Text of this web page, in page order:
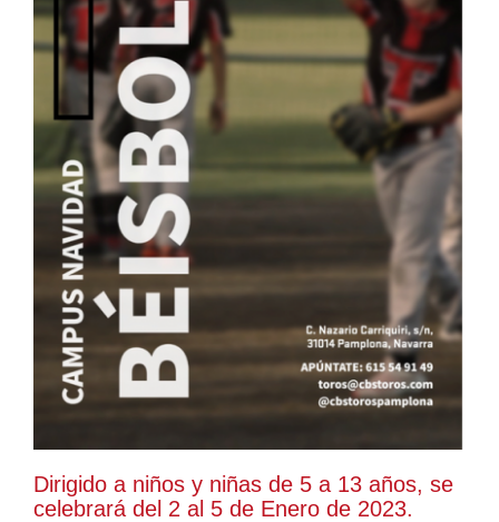
Dirigido a niños y niñas de 5 a 13 años, se
celebrará del 2 al 5 de Enero de 2023.